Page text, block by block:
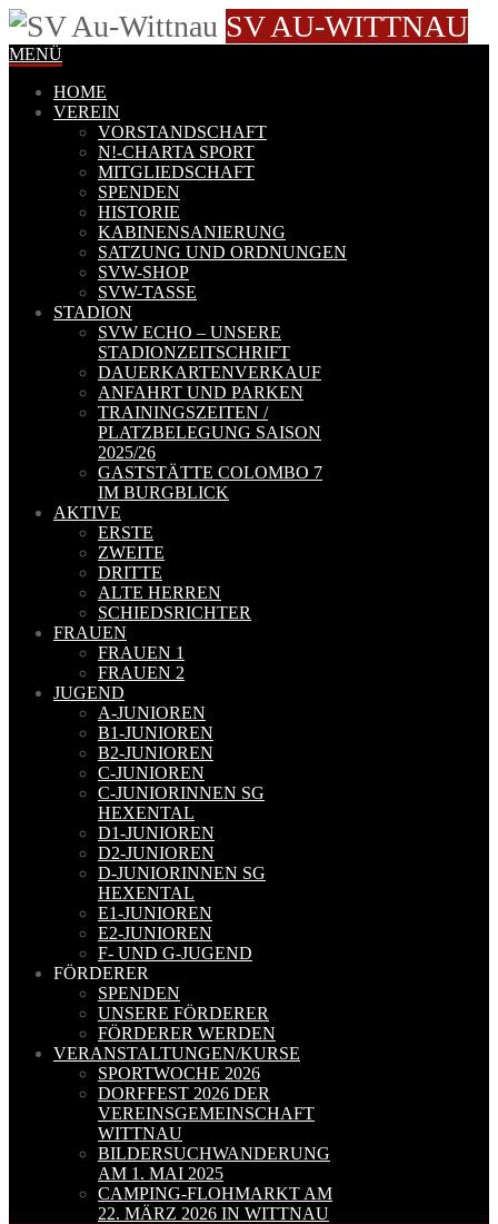
SV AU-WITTNAU
MENÜ
HOME
VEREIN
VORSTANDSCHAFT
N!-CHARTA SPORT
MITGLIEDSCHAFT
SPENDEN
HISTORIE
KABINENSANIERUNG
SATZUNG UND ORDNUNGEN
SVW-SHOP
SVW-TASSE
STADION
SVW ECHO – UNSERE
STADIONZEITSCHRIFT
DAUERKARTENVERKAUF
ANFAHRT UND PARKEN
TRAININGSZEITEN /
PLATZBELEGUNG SAISON
2025/26
GASTSTÄTTE COLOMBO 7
IM BURGBLICK
AKTIVE
ERSTE
ZWEITE
DRITTE
ALTE HERREN
SCHIEDSRICHTER
FRAUEN
FRAUEN 1
FRAUEN 2
JUGEND
A-JUNIOREN
B1-JUNIOREN
B2-JUNIOREN
C-JUNIOREN
C-JUNIORINNEN SG
HEXENTAL
D1-JUNIOREN
D2-JUNIOREN
D-JUNIORINNEN SG
HEXENTAL
E1-JUNIOREN
E2-JUNIOREN
F- UND G-JUGEND
FÖRDERER
SPENDEN
UNSERE FÖRDERER
FÖRDERER WERDEN
VERANSTALTUNGEN/KURSE
SPORTWOCHE 2026
DORFFEST 2026 DER
VEREINSGEMEINSCHAFT
WITTNAU
BILDERSUCHWANDERUNG
AM 1. MAI 2025
CAMPING-FLOHMARKT AM
22. MÄRZ 2026 IN WITTNAU